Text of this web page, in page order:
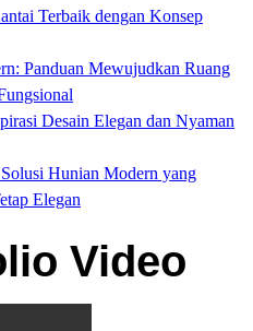
Terbaik dengan Konsep
Panduan Mewujudkan Ruang
Desain Elegan dan Nyaman
Hunian Modern yang
Elegan
Video